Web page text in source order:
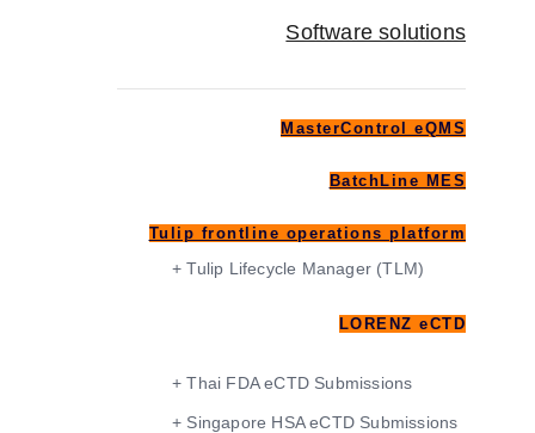
Software solutions
MasterControl eQMS
BatchLine MES
Tulip frontline operations platform
+ Tulip Lifecycle Manager (TLM)
LORENZ eCTD
+ Thai FDA eCTD Submissions
+ Singapore HSA eCTD Submissions